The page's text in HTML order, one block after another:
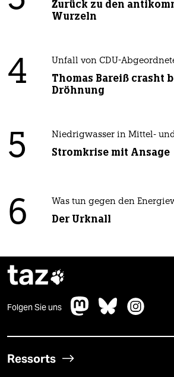
Zurück zu den
Wurzeln
4 Unfall von CDU-
Thomas Bareiß crasht
Dröhnung
5 Niedrigwasser in Mittel-
Stromkrise mit Ansage
6 Was tun gegen den
Der Urknall
taz
Folgen Sie uns
Ressorts